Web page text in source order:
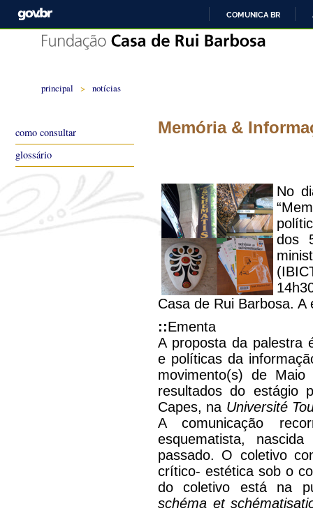
COMUNICA BR
principal > notícias
Memória &
No
dos
Casa de Rui Barbosa.
::Ementa
A proposta da palestra
e políticas da
movimento(s) de
resultados do estágio
Capes, na Université
A comunicação
esquematista,
passado. O coletivo
crítico- estética sob o
do coletivo está na
schéma et
como consultar
glossário